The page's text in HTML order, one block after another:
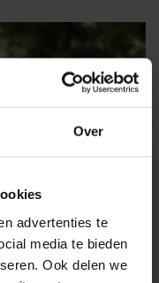
Over
advertenties te
media te bieden
Ook delen we